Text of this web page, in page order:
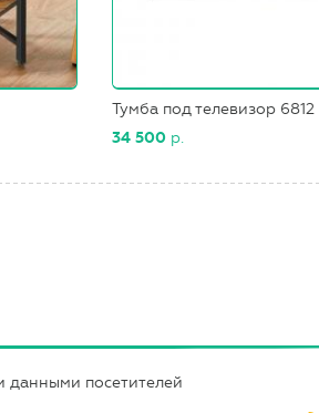
Тумба под телевизор 6812
34 500 р.
данными посетителей